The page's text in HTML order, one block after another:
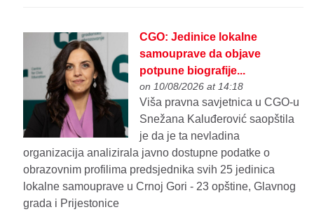
CGO: Jedinice lokalne
samouprave da objave
potpune biografije...
on 10/08/2026 at 14:18
Viša pravna savjetnica u CGO-u
Snežana Kaluđerović saopštila
je da je ta nevladina
organizacija analizirala javno dostupne podatke o
obrazovnim profilima predsjednika svih 25 jedinica
lokalne samouprave u Crnoj Gori - 23 opštine, Glavnog
grada i Prijestonice